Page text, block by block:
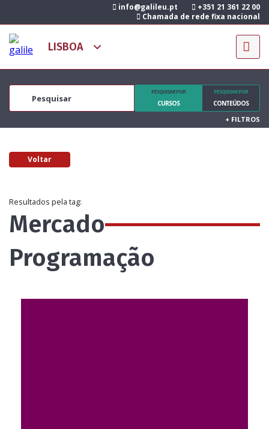
info@galileu.pt
+351 21 361 22 00
Chamada de rede fixa nacional
PESQUISAR POR
CURSOS
PESQUISAR POR
CONTEÚDOS
+ FILTROS
Voltar
Resultados pela tag:
Mercado
Programação